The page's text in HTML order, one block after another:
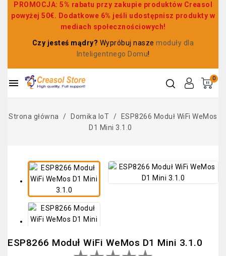
PROMOCJA: 5% rabatu przy zakupie produktów Creasol
powyżej 50€. Dodatkowe 6% jeśli udostępnisz produkty w
mediach społecznościowych!
Czy jesteś mądry? Wypróbuj naszemoduły dla
Inteligentnego Domu!
0

Strona główna Domika IoT
ESP8266 Moduł WiFi WeMos
D1 Mini 3.1.0
ESP8266 Moduł WiFi WeMos D1 Mini 3.1.0